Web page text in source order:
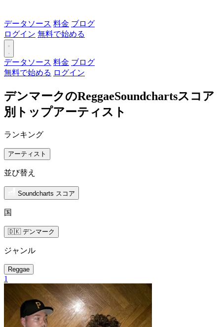
データソース 料金 ブログ
ログイン 無料で始める
データソース 料金 ブログ
無料で始める ログイン
デンマークのReggaeSoundchartsスコア
別トップアーティスト
ランキング
アーティスト
並び替え
Soundcharts スコア
国
🇩🇰 デンマーク
ジャンル
Reggae
1